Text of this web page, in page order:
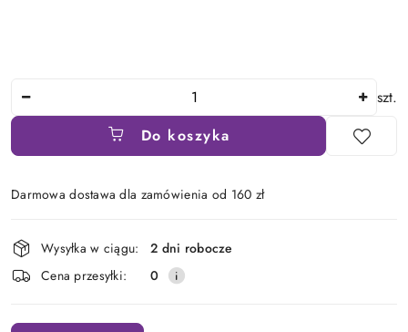
szt.
Do koszyka
Darmowa dostawa dla zamówienia od 160 zł
Dostępność
i
dostawa
Wysyłka w ciągu:
2 dni robocze
Cena przesyłki:
0